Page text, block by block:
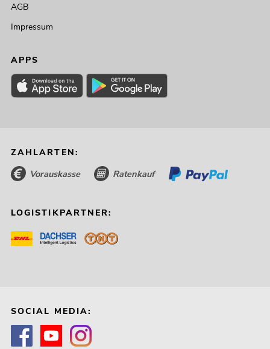
AGB
Impressum
APPS
ZAHLARTEN:
Vorauskasse Ratenkauf
LOGISTIKPARTNER:
SOCIAL MEDIA: